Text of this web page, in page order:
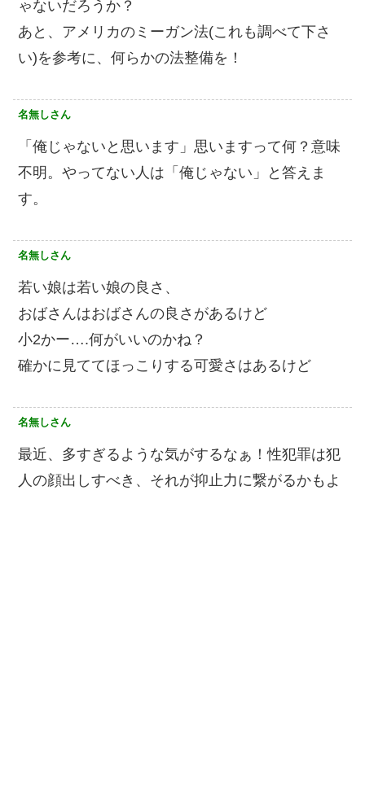
ゃないだろうか？
あと、アメリカのミーガン法(これも調べて下さ
い)を参考に、何らかの法整備を！
名無しさん
「俺じゃないと思います」思いますって何？意味
不明。やってない人は「俺じゃない」と答えま
す。
名無しさん
若い娘は若い娘の良さ、
おばさんはおばさんの良さがあるけど
小2かー….何がいいのかね？
確かに見ててほっこりする可愛さはあるけど
名無しさん
最近、多すぎるような気がするなぁ！性犯罪は犯
人の顔出しすべき、それが抑止力に繋がるかもよ